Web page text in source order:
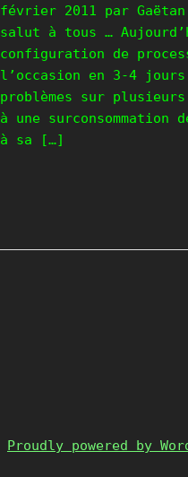
février 2011 par
salut à tous …
configuration de
l’occasion en 3-4
problèmes sur
à une surconsommation
à sa […]
Proudly powered by